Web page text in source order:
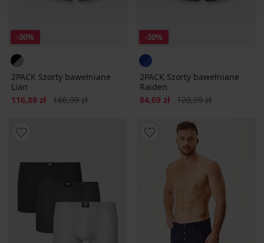
-30%
2PACK Szorty bawełniane
Lian
Zniżka
116,89 zł Pierwotna cena
166,99 zł
-30%
2PACK Szorty bawełniane
Raiden
Zniżka
84,69 zł Pierwotna cena
120,99 zł